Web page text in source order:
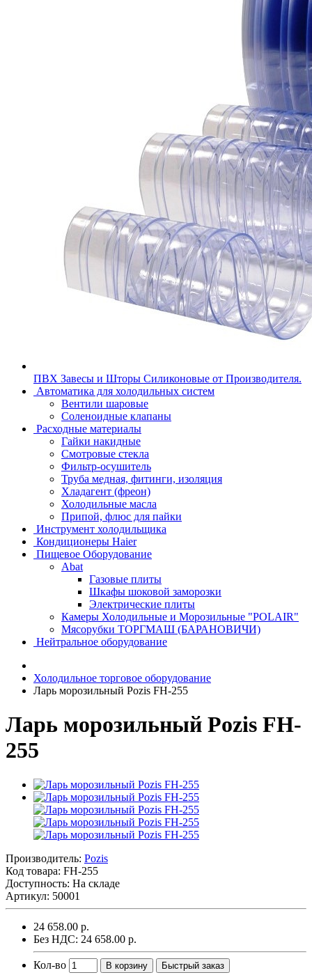
ПВХ Завесы и Шторы Силиконовые от Производителя.
Автоматика для холодильных систем
Вентили шаровые
Соленоидные клапаны
Расходные материалы
Гайки накидные
Смотровые стекла
Фильтр-осушитель
Труба медная, фитинги, изоляция
Хладагент (фреон)
Холодильные масла
Припой, флюс для пайки
Инструмент холодильщика
Кондиционеры Haier
Пищевое Оборудование
Abat
Газовые плиты
Шкафы шоковой заморозки
Электрические плиты
Камеры Холодильные и Морозильные "POLAIR"
Мясорубки ТОРГМАШ (БАРАНОВИЧИ)
Нейтральное оборудование
Холодильное торговое оборудование
Ларь морозильный Pozis FH-255
Ларь морозильный Pozis FH-
255
Производитель: Pozis
Код товара: FH-255
Доступность: На складе
Артикул: 50001
24 658.00 р.
Без НДС: 24 658.00 р.
Кол-во В корзину Быстрый заказ